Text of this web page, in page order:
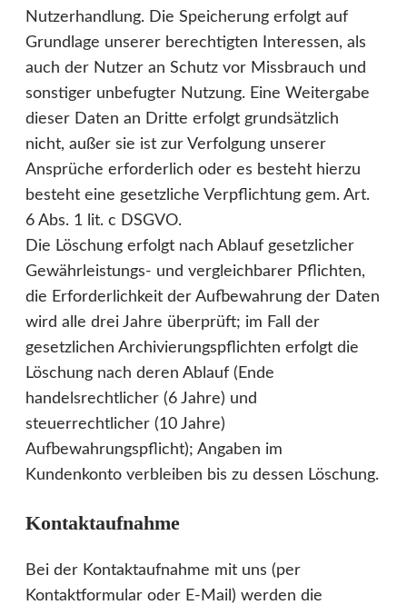
Nutzerhandlung. Die Speicherung erfolgt auf
Grundlage unserer berechtigten Interessen, als
auch der Nutzer an Schutz vor Missbrauch und
sonstiger unbefugter Nutzung. Eine Weitergabe
dieser Daten an Dritte erfolgt grundsätzlich
nicht, außer sie ist zur Verfolgung unserer
Ansprüche erforderlich oder es besteht hierzu
besteht eine gesetzliche Verpflichtung gem. Art.
6 Abs. 1 lit. c DSGVO.
Die Löschung erfolgt nach Ablauf gesetzlicher
Gewährleistungs- und vergleichbarer Pflichten,
die Erforderlichkeit der Aufbewahrung der Daten
wird alle drei Jahre überprüft; im Fall der
gesetzlichen Archivierungspflichten erfolgt die
Löschung nach deren Ablauf (Ende
handelsrechtlicher (6 Jahre) und
steuerrechtlicher (10 Jahre)
Aufbewahrungspflicht); Angaben im
Kundenkonto verbleiben bis zu dessen Löschung.
Kontaktaufnahme
Bei der Kontaktaufnahme mit uns (per
Kontaktformular oder E-Mail) werden die